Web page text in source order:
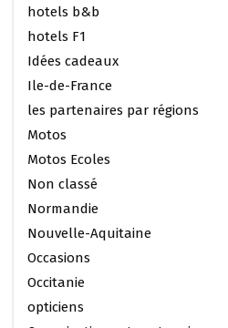
hotels b&b
hotels F1
Idées cadeaux
Ile-de-France
les partenaires par régions
Motos
Motos Ecoles
Non classé
Normandie
Nouvelle-Aquitaine
Occasions
Occitanie
opticiens